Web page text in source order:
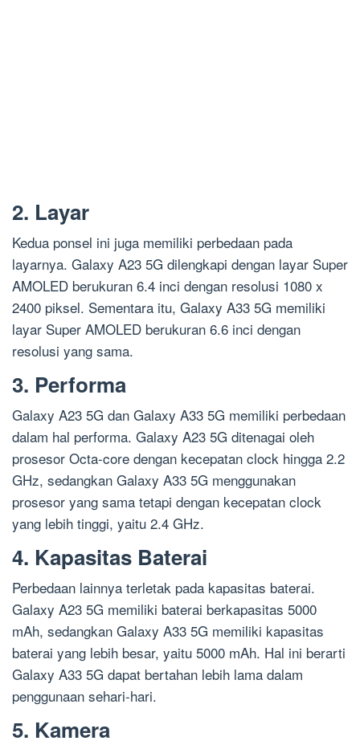
2. Layar
Kedua ponsel ini juga memiliki perbedaan pada
layarnya. Galaxy A23 5G dilengkapi dengan layar Super
AMOLED berukuran 6.4 inci dengan resolusi 1080 x
2400 piksel. Sementara itu, Galaxy A33 5G memiliki
layar Super AMOLED berukuran 6.6 inci dengan
resolusi yang sama.
3. Performa
Galaxy A23 5G dan Galaxy A33 5G memiliki perbedaan
dalam hal performa. Galaxy A23 5G ditenagai oleh
prosesor Octa-core dengan kecepatan clock hingga 2.2
GHz, sedangkan Galaxy A33 5G menggunakan
prosesor yang sama tetapi dengan kecepatan clock
yang lebih tinggi, yaitu 2.4 GHz.
4. Kapasitas Baterai
Perbedaan lainnya terletak pada kapasitas baterai.
Galaxy A23 5G memiliki baterai berkapasitas 5000
mAh, sedangkan Galaxy A33 5G memiliki kapasitas
baterai yang lebih besar, yaitu 5000 mAh. Hal ini berarti
Galaxy A33 5G dapat bertahan lebih lama dalam
penggunaan sehari-hari.
5. Kamera